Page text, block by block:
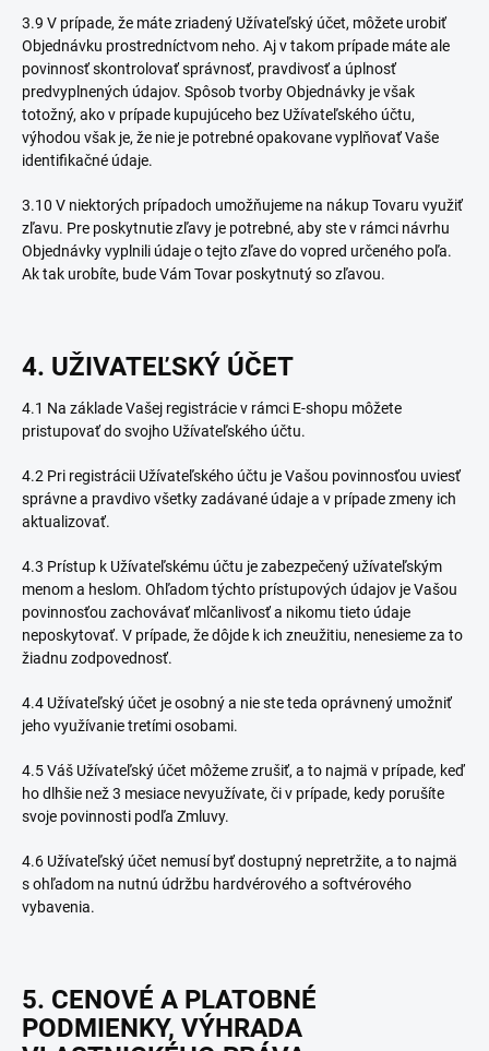
3.9 V prípade, že máte zriadený Užívateľský účet, môžete urobiť
Objednávku prostredníctvom neho. Aj v takom prípade máte ale
povinnosť skontrolovať správnosť, pravdivosť a úplnosť
predvyplnených údajov. Spôsob tvorby Objednávky je však
totožný, ako v prípade kupujúceho bez Užívateľského účtu,
výhodou však je, že nie je potrebné opakovane vyplňovať Vaše
identifikačné údaje.
3.10 V niektorých prípadoch umožňujeme na nákup Tovaru využiť
zľavu. Pre poskytnutie zľavy je potrebné, aby ste v rámci návrhu
Objednávky vyplnili údaje o tejto zľave do vopred určeného poľa.
Ak tak urobíte, bude Vám Tovar poskytnutý so zľavou.
4. UŽIVATEĽSKÝ ÚČET
4.1 Na základe Vašej registrácie v rámci E-shopu môžete
pristupovať do svojho Užívateľského účtu.
4.2 Pri registrácii Užívateľského účtu je Vašou povinnosťou uviesť
správne a pravdivo všetky zadávané údaje a v prípade zmeny ich
aktualizovať.
4.3 Prístup k Užívateľskému účtu je zabezpečený užívateľským
menom a heslom. Ohľadom týchto prístupových údajov je Vašou
povinnosťou zachovávať mlčanlivosť a nikomu tieto údaje
neposkytovať. V prípade, že dôjde k ich zneužitiu, nenesieme za to
žiadnu zodpovednosť.
4.4 Užívateľský účet je osobný a nie ste teda oprávnený umožniť
jeho využívanie tretími osobami.
4.5 Váš Užívateľský účet môžeme zrušiť, a to najmä v prípade, keď
ho dlhšie než 3 mesiace nevyužívate, či v prípade, kedy porušíte
svoje povinnosti podľa Zmluvy.
4.6 Užívateľský účet nemusí byť dostupný nepretržite, a to najmä
s ohľadom na nutnú údržbu hardvérového a softvérového
vybavenia.
5. CENOVÉ A PLATOBNÉ
PODMIENKY, VÝHRADA